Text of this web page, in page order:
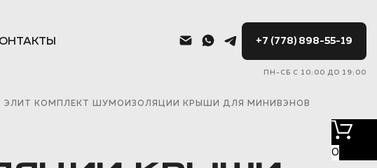
+7 (778) 898-55-19
ПН-СБ С 10:00 ДО 19:00
0
ЭЛИТ КОМПЛЕКТ ШУМОИЗОЛЯЦИИ КРЫШИ ДЛЯ МИНИВЭНОВ